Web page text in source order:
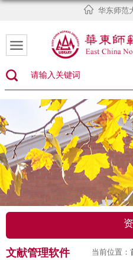
华东师范
当前位置：
文献管理软件